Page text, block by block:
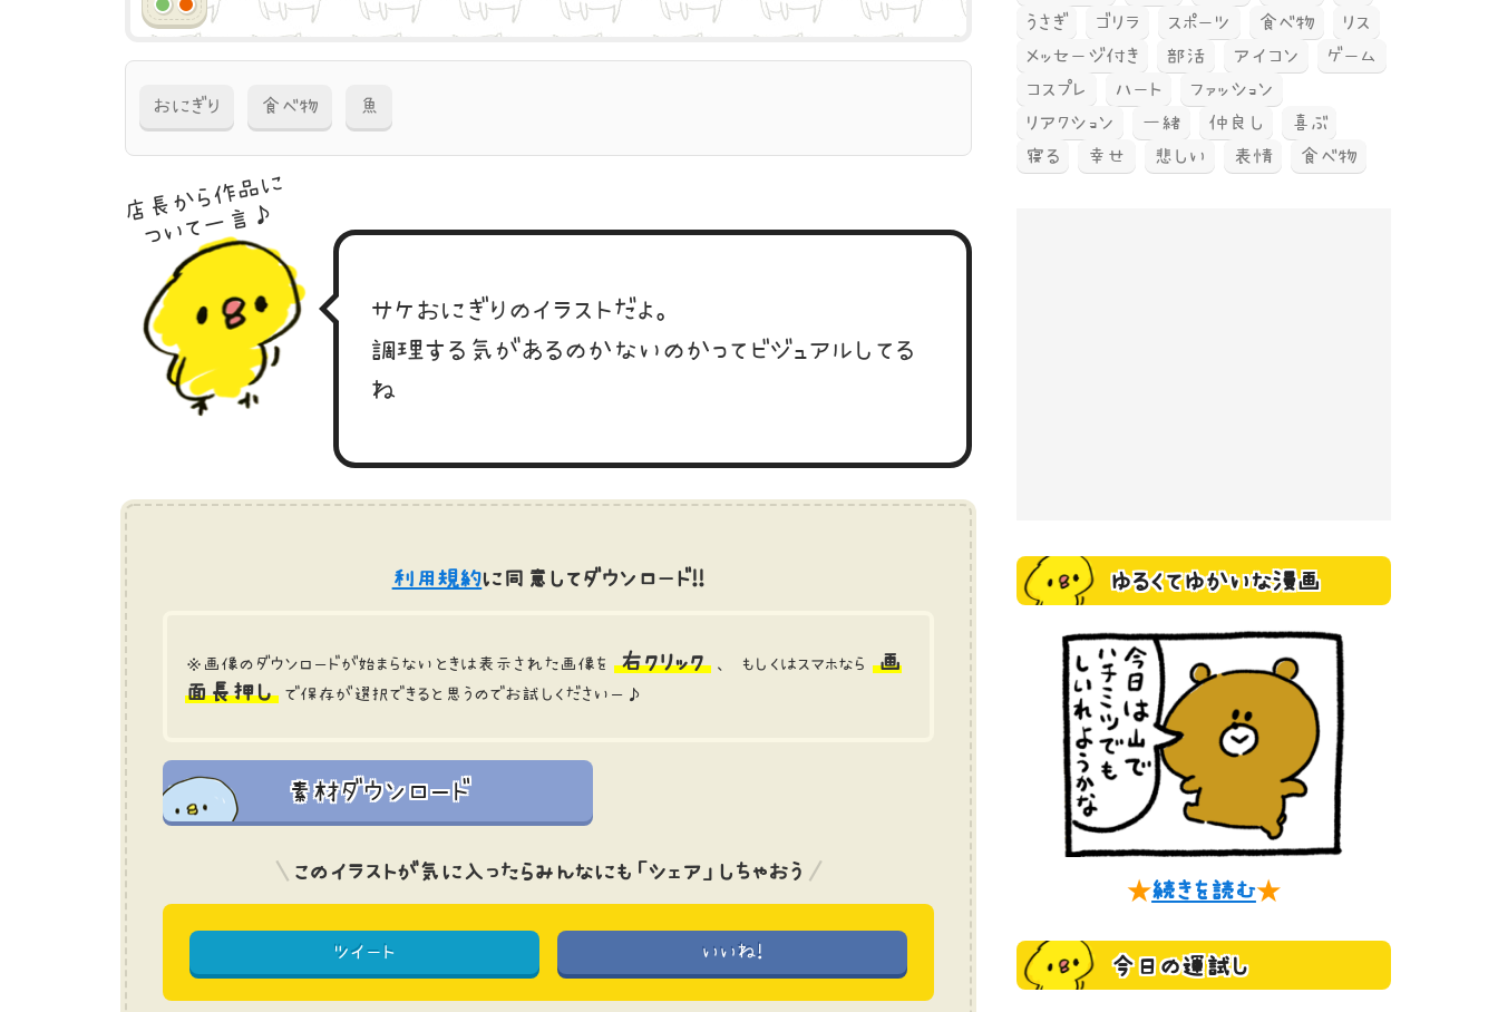
おにぎり 食べ物 魚
店長から作品に
ついて一言♪
サケおにぎりのイラストだよ。
調理する気があるのかないのかってビジュアルしてる
ね
利用規約に同意してダウンロード!!
※画像のダウンロードが始まらないときは表示された画像を 右クリック 、 もしくはスマホなら
画
面長押し
で保存が選択できると思うのでお試しくださいー♪
素材ダウンロード
このイラストが気に入ったらみんなにも「シェア」しちゃおう
ツイート いいね!
うさぎ
ゴリラ スポーツ 食べ物
リス
メッセージ付き
部活 アイコン
ゲーム
コスプレ
ハート
ファッション
リアクション
一緒 仲良し
喜ぶ
寝る
幸せ 悲しい 表情 食べ物
ゆるくてゆかいな漫画
★続きを読む★
今日の運試し